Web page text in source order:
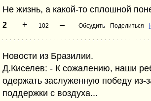
Не жизнь, а какой-то сплошной
2 + 102 – Обсудить Поделиться
Новости из Бразилии.
Д.Киселев: - К сожалению, наши
одержать заслуженную победу из-
поддержки с воздуха...